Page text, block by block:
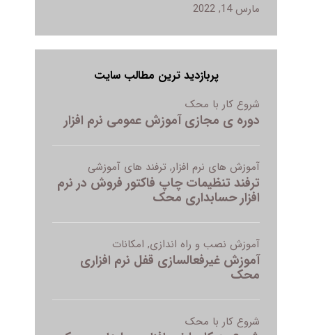
مارس 14, 2022
پربازدید ترین مطالب سایت